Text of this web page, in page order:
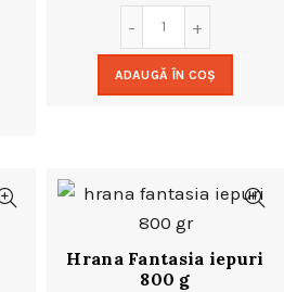
ADAUGĂ ÎN COȘ
Hrana Fantasia iepuri
800 g